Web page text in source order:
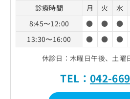
診療時間 月 火 水
8:45〜12:00
● ● ●
13:30〜16:00
● ● ●
休診日：木曜日午後、土曜
TEL： 042-